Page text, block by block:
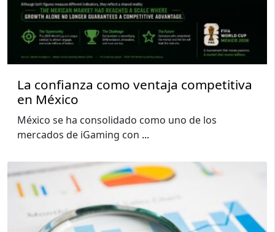
La confianza como ventaja competitiva
en México
México se ha consolidado como uno de los
mercados de iGaming con ...